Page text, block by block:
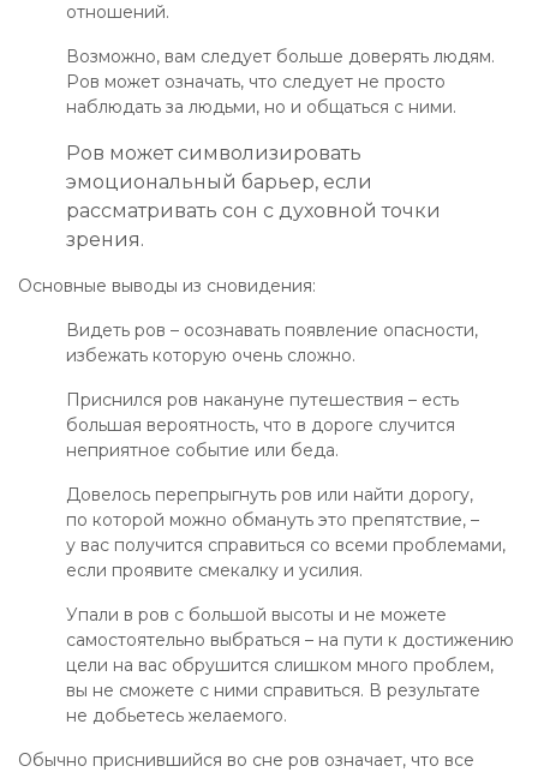
отношений.
Возможно, вам следует больше доверять людям.
Ров может означать, что следует не просто
наблюдать за людьми, но и общаться с ними.
Ров может символизировать
эмоциональный барьер, если
рассматривать сон с духовной точки
зрения.
Основные выводы из сновидения:
Видеть ров – осознавать появление опасности,
избежать которую очень сложно.
Приснился ров накануне путешествия – есть
большая вероятность, что в дороге случится
неприятное событие или беда.
Довелось перепрыгнуть ров или найти дорогу,
по которой можно обмануть это препятствие, –
у вас получится справиться со всеми проблемами,
если проявите смекалку и усилия.
Упали в ров с большой высоты и не можете
самостоятельно выбраться – на пути к достижению
цели на вас обрушится слишком много проблем,
вы не сможете с ними справиться. В результате
не добьетесь желаемого.
Обычно приснившийся во сне ров означает, что все